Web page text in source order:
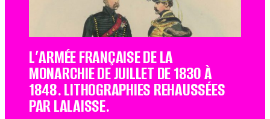
L’ARMÉE FRANÇAISE DE LA
MONARCHIE DE JUILLET DE 1830 À
1848. LITHOGRAPHIES REHAUSSÉES
PAR LALAISSE.